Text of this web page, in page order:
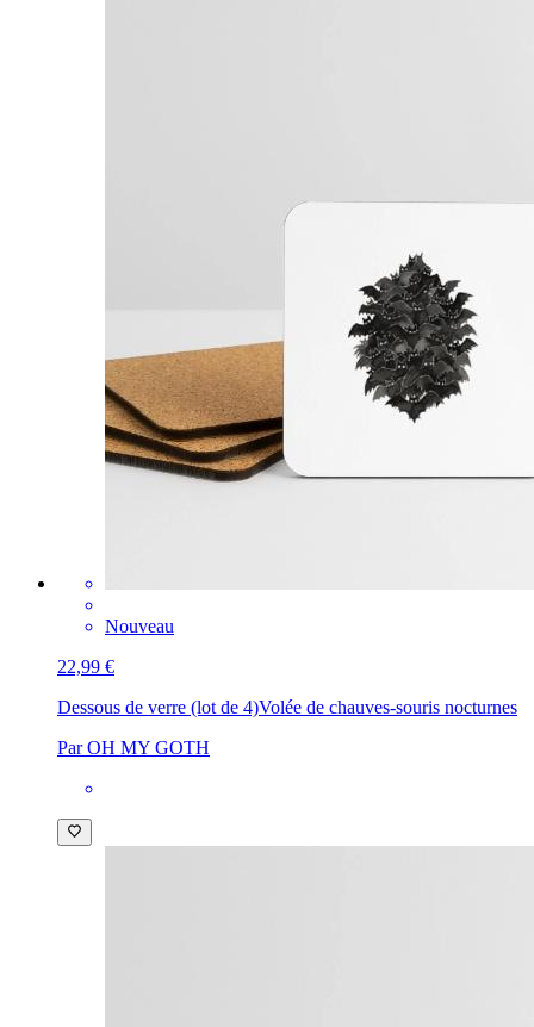
Nouveau
22,99 €
Dessous de verre (lot de 4)Volée de chauves-souris nocturnes
Par OH MY GOTH